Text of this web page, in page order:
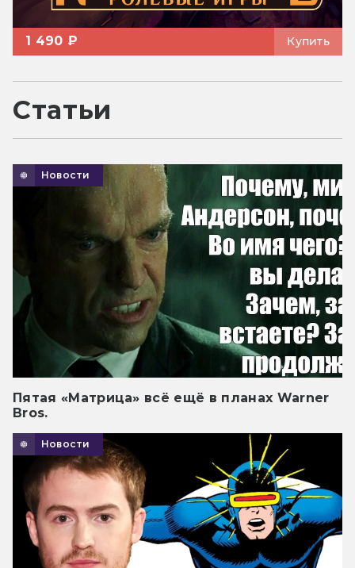
1 490 ₽ Купить
Статьи
Новости
Пятая «Матрица» всё ещё в планах Warner
Bros.
Новости